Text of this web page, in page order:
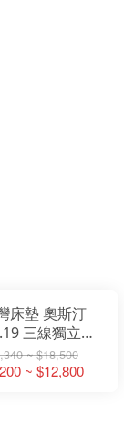
床墊 奧斯汀
三線獨立筒
獨立筒 3.5尺
加大床墊 5尺
~ $18,500
~ $12,800